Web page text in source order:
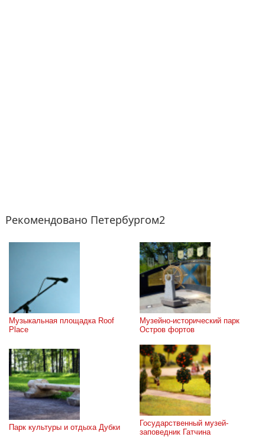
Рекомендовано Петербургом2
Музыкальная площадка Roof
Place
Музейно-исторический парк
Остров фортов
Парк культуры и отдыха Дубки
Государственный музей-
заповедник Гатчина